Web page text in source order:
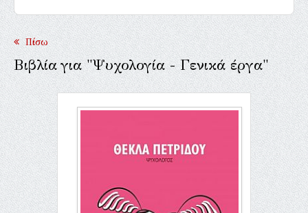
Πίσω
Βιβλία για "Ψυχολογία - Γενικά έργα"